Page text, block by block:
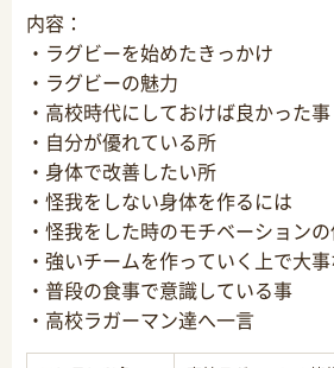
内容：
・ラグビーを始めたきっかけ
・ラグビーの魅力
・高校時代にしておけば良かった事
・自分が優れている所
・身体で改善したい所
・怪我をしない身体を作るには
・怪我をした時のモチベーション
・強いチームを作っていく上で大
・普段の食事で意識している事
・高校ラガーマン達へ一言